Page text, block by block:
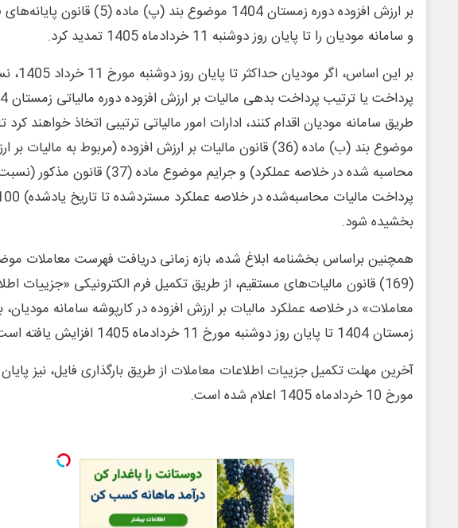
بر ارزش افزوده دوره زمستان 1404 موضوع بند (پ)
و سامانه مودیان را تا پایان روز دوشنبه 11 خردادماه 1405 تمدید کرد.
بر این اساس، اگر
طریق سامانه مودیان اقدام کنند، ادارات امور مالیاتی ترتیبی اتخاذ خواهند
موضوع بند (ب) ماده (36) قانون مالیات بر ارزش افزوده (مربوط به مالیات
محاسبه شده در خلاصه عملکرد) و جرایم موضوع ماده
بخشیده شود.
همچنین براساس بخشنامه ابلاغ شده، بازه زمانی دریافت فهرست معاملات
(169) قانون مالیات‌های مستقیم، از طریق تکمیل فرم الکترونیکی «جزییات
معاملات» در خلاصه عملکرد مالیات بر ارزش افزوده در کارپوشه سامانه
زمستان 1404 تا پایان روز دوشنبه مورخ 11 خردادماه 1405 افزایش یافته است.
آخرین مهلت تکمیل جزییات اطلاعات معاملات از طریق بارگذاری فایل، نیز
مورخ 10 خردادماه 1405 اعلام شده است.